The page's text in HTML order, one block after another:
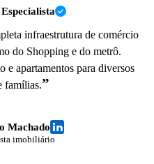
infraestrutura de comércio
do Shopping e do metrô.
apartamentos para diversos
famílias.”
Machado
imobiliário